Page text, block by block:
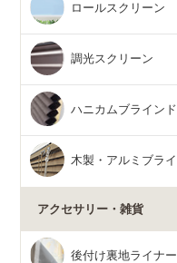
ロールスクリーン
調光スクリーン
ハニカムブラインド
木製・アルミブラ
アクセサリー・雑貨
後付け裏地ライナー